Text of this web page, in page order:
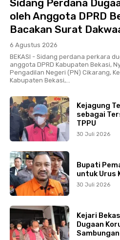
Sidang Perdana
oleh Anggota DPRD
Bacakan Surat
6 Agustus 2026
BEKASI - Sidang perdana perkara
anggota DPRD Kabupaten Bekasi,
Pengadilan Negeri (PN) Cikarang,
Kabupaten Bekasi,...
Kejagung
sebagai
TPPU
30 Juli 2026
Bupati
untuk Urus
30 Juli 2026
Kejari
Dugaan
Sambungan